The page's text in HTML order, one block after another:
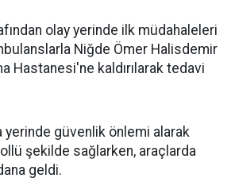
olay yerinde ilk müdahaleleri
Niğde Ömer Halisdemir
Hastanesi'ne kaldırılarak tedavi
güvenlik önlemi alarak
şekilde sağlarken, araçlarda
geldi.